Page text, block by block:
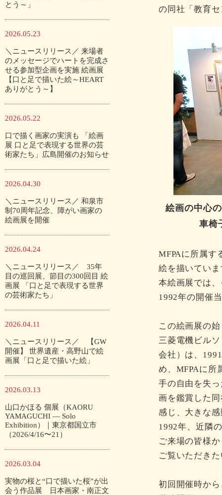
とう～」
2026.05.23
＼ニュースリリース／ 来場者
のメッセージでハートを完成さ
せる参加型企画を実施 絵画展
【口と足で描いた絵～HEART
ありがとう～】
2026.05.22
口で描く画家の実演も 「絵画
展 口と足で表現する世界の芸
術家たち」広島開催のお知らせ
2026.04.30
＼ニュースリリース／ 和泉市
制70周年記念、障がい画家の
絵画展を開催
2026.04.24
＼ニュースリリース／ 35年
目の巡回展、節目の300回目 絵
画展 「口と足で表現する世界
の芸術家たち」
2026.04.11
＼ニュースリリース／ 【GW
開催】 世界遺産・高野山で絵
画展「口と足で描いた絵」
2026.03.13
山口かほる 個展（KAORU
YAMAGUCHI — Solo
Exhibition）｜東京都国立市
（2026/4/16〜21）
2026.03.04
実物の桜と“口で描いた桜”が出
会う作品展 日本画家・南正文
の同社「教育
絵画の中心
車椅
MFPAに所属す
絵を描いてい
本絵画展では
1992年の開催
この絵画展の
三菱電機ビル
会社）は、
め、MFPAに所
手の自由を失
画を鑑賞した
感じ、大きな
1992年、近隣
ご来場の皆様
ご覧いただき
初回開催時か